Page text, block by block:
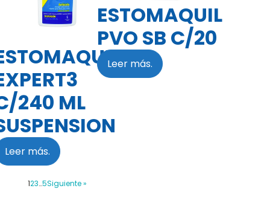
240 ML
Leer más.
ESTOMAQUIL
PVO SB C/20
Leer más.
123…5Siguiente »